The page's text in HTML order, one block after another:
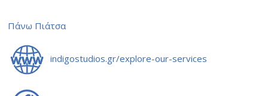
Πάνω Πιάτσα
indigostudios.gr/explore-our-services